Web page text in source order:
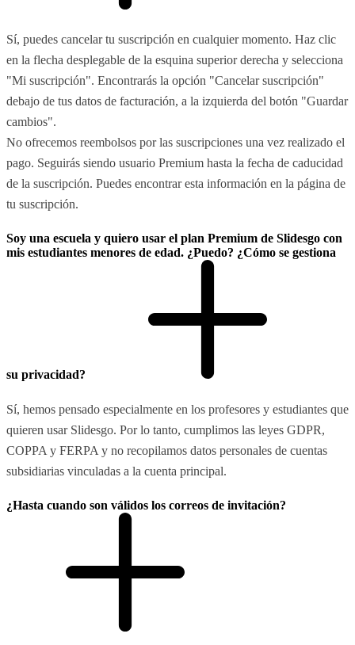
Sí, puedes cancelar tu suscripción en cualquier momento. Haz clic
en la flecha desplegable de la esquina superior derecha y selecciona
"Mi suscripción". Encontrarás la opción "Cancelar suscripción"
debajo de tus datos de facturación, a la izquierda del botón "Guardar
cambios".
No ofrecemos reembolsos por las suscripciones una vez realizado el
pago. Seguirás siendo usuario Premium hasta la fecha de caducidad
de la suscripción. Puedes encontrar esta información en la página de
tu suscripción.
Soy una escuela y quiero usar el plan Premium de Slidesgo con
mis estudiantes menores de edad. ¿Puedo? ¿Cómo se gestiona
su privacidad?
Sí, hemos pensado especialmente en los profesores y estudiantes que
quieren usar Slidesgo. Por lo tanto, cumplimos las leyes GDPR,
COPPA y FERPA y no recopilamos datos personales de cuentas
subsidiarias vinculadas a la cuenta principal.
¿Hasta cuando son válidos los correos de invitación?